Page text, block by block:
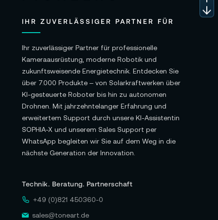
IHR ZUVERLÄSSIGER PARTNER FÜR
Ihr zuverlässiger Partner für professionelle
Kameraausrüstung, moderne Robotik und
zukunftsweisende Energietechnik. Entdecken Sie
über 7.000 Produkte – von Solarkraftwerken über
KI-gesteuerte Roboter bis hin zu autonomen
Drohnen. Mit jahrzehntelanger Erfahrung und
erweitertem Support durch unsere KI-Assistentin
SOPHIA-X und unserem Sales Support per
WhatsApp begleiten wir Sie auf dem Weg in die
nächste Generation der Innovation.
Technik. Beratung. Partnerschaft
+49 (0)821 450360-0
sales@toneart.de